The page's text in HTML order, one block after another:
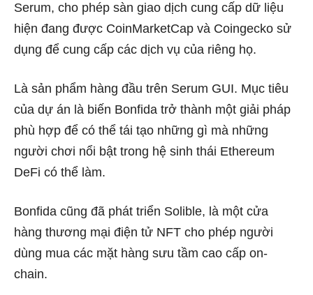
Serum, cho phép sàn giao dịch cung cấp dữ liệu
hiện đang được CoinMarketCap và Coingecko sử
dụng để cung cấp các dịch vụ của riêng họ.
Là sản phẩm hàng đầu trên Serum GUI. Mục tiêu
của dự án là biến Bonfida trở thành một giải pháp
phù hợp để có thể tái tạo những gì mà những
người chơi nổi bật trong hệ sinh thái Ethereum
DeFi có thể làm.
Bonfida cũng đã phát triển Solible, là một cửa
hàng thương mại điện tử NFT cho phép người
dùng mua các mặt hàng sưu tầm cao cấp on-
chain.